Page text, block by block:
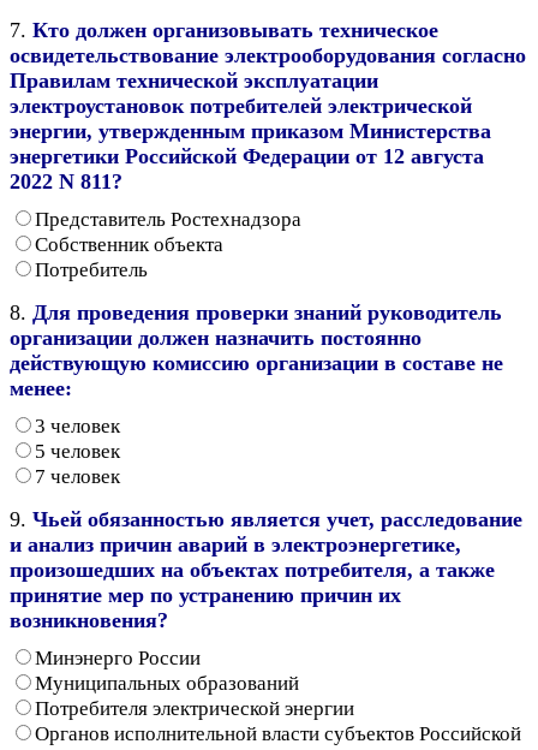
7. Кто должен организовывать техническое
освидетельствование электрооборудования согласно
Правилам технической эксплуатации
электроустановок потребителей электрической
энергии, утвержденным приказом Министерства
энергетики Российской Федерации от 12 августа
2022 N 811?
Представитель Ростехнадзора
Собственник объекта
Потребитель
8. Для проведения проверки знаний руководитель
организации должен назначить постоянно
действующую комиссию организации в составе не
менее:
3 человек
5 человек
7 человек
9. Чьей обязанностью является учет, расследование
и анализ причин аварий в электроэнергетике,
произошедших на объектах потребителя, а также
принятие мер по устранению причин их
возникновения?
Минэнерго России
Муниципальных образований
Потребителя электрической энергии
Органов исполнительной власти субъектов Российской